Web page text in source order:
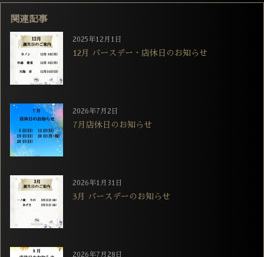
関連記事
2025年12月1日
12月 バースデー・店休日のお知らせ
2026年7月2日
7月店休日のお知らせ
2026年1月31日
3月 バースデーのお知らせ
2026年7月28日